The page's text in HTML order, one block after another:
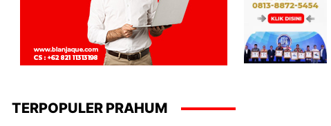
TERPOPULER PRAHUM